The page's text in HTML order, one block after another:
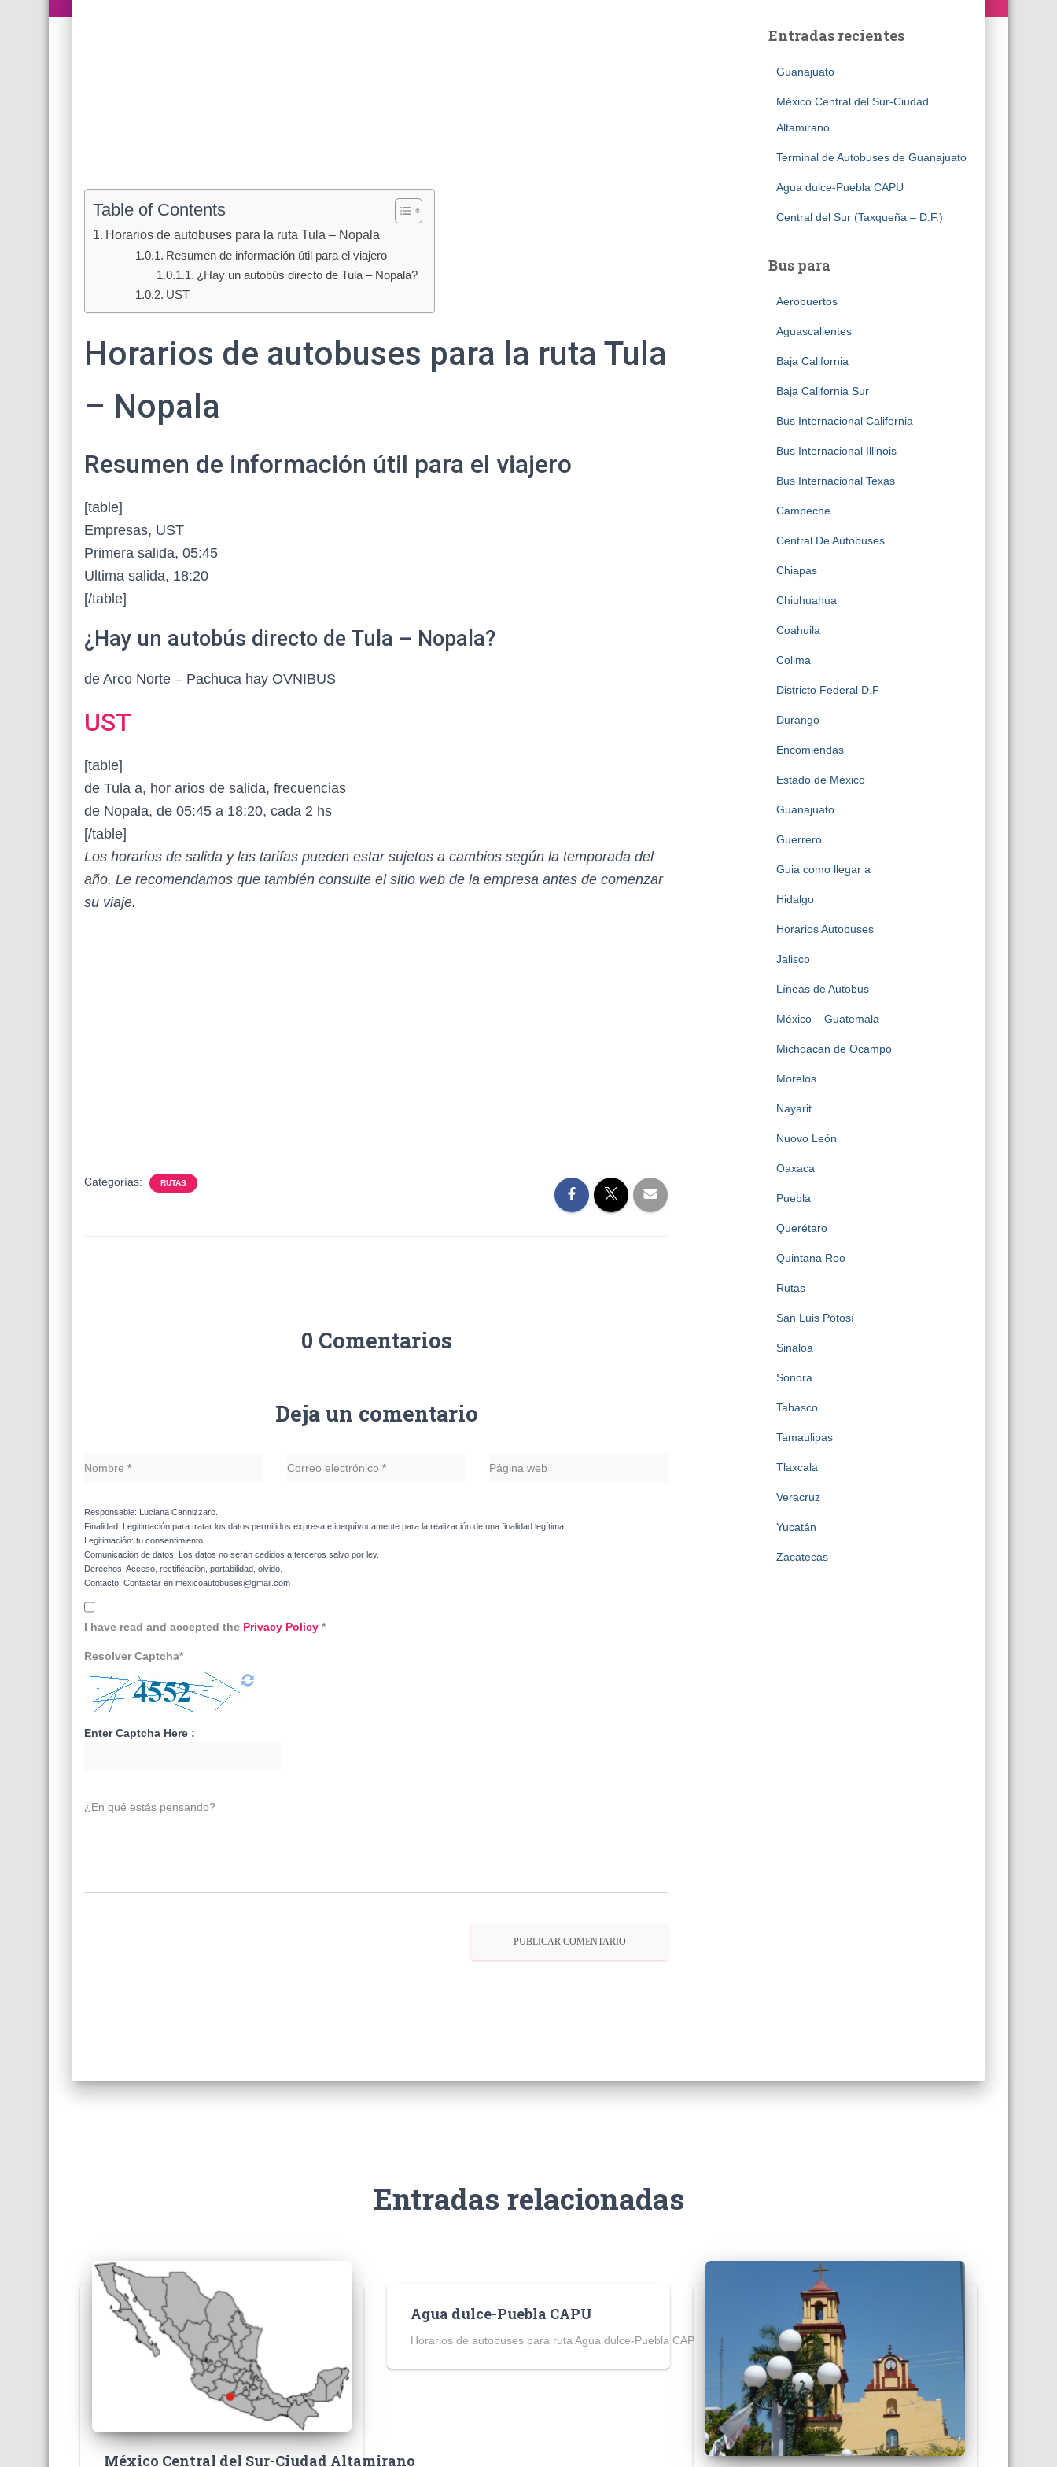
Table of Contents
Horarios de autobuses para la ruta Tula – Nopala
Resumen de información útil para el viajero
¿Hay un autobús directo de Tula – Nopala?
UST
Horarios de autobuses para la ruta Tula
– Nopala
Resumen de información útil para el viajero
[table]
Empresas, UST
Primera salida, 05:45
Ultima salida, 18:20
[/table]
¿Hay un autobús directo de Tula – Nopala?
de Arco Norte – Pachuca hay OVNIBUS
UST
[table]
de Tula a, hor arios de salida, frecuencias
de Nopala, de 05:45 a 18:20, cada 2 hs
[/table]
Los horarios de salida y las tarifas pueden estar sujetos a cambios según la temporada del
año. Le recomendamos que también consulte el sitio web de la empresa antes de comenzar
su viaje.
Categorías: RUTAS
0 Comentarios
Deja un comentario
Nombre * Correo electrónico * Página web
Responsable: Luciana Cannizzaro.
Finalidad: Legitimación para tratar los datos permitidos expresa e inequívocamente para la realización de una finalidad legítima.
Legitimación: tu consentimiento.
Comunicación de datos: Los datos no serán cedidos a terceros salvo por ley.
Derechos: Acceso, rectificación, portabilidad, olvido.
Contacto: Contactar en mexicoautobuses@gmail.com
I have read and accepted the Privacy Policy *
Resolver Captcha*
Enter Captcha Here :
¿En qué estás pensando?
Entradas recientes
Guanajuato
México Central del Sur-Ciudad
Altamirano
Terminal de Autobuses de Guanajuato
Agua dulce-Puebla CAPU
Central del Sur (Taxqueña – D.F.)
Bus para
Aeropuertos
Aguascalientes
Baja California
Baja California Sur
Bus Internacional California
Bus Internacional Illinois
Bus Internacional Texas
Campeche
Central De Autobuses
Chiapas
Chiuhuahua
Coahuila
Colima
Districto Federal D.F
Durango
Encomiendas
Estado de México
Guanajuato
Guerrero
Guia como llegar a
Hidalgo
Horarios Autobuses
Jalisco
Líneas de Autobus
México – Guatemala
Michoacan de Ocampo
Morelos
Nayarit
Nuovo León
Oaxaca
Puebla
Querétaro
Quintana Roo
Rutas
San Luis Potosí
Sinaloa
Sonora
Tabasco
Tamaulipas
Tlaxcala
Veracruz
Yucatán
Zacatecas
Entradas relacionadas
México Central del Sur-Ciudad Altamirano
Agua dulce-Puebla CAPU
Horarios de autobuses para ruta Agua dulce-Puebla CAPU